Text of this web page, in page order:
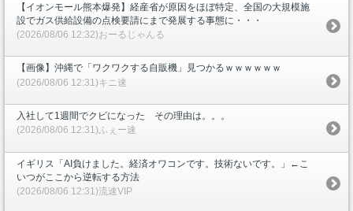
【イオンモール熊本爆発】経産省が原因をほぼ特定、全国の大規模施
設でガス供給設備の点検要請にまで発展する事態に・・・
(2026/08/06 12:32)おーるじゃんる
【画像】沖縄で「ワクワクする自販機」見つかるｗｗｗｗｗｗ
(2026/08/06 12:31)キニ速
入社して1週間でクビになった その理由は。。。
(2026/08/06 12:31)ふぇー速
イギリス「AI負けました。経済オワコンです。技術ないです。」←こ
いつがここから逆転する方法
(2026/08/06 12:31)流速VIP